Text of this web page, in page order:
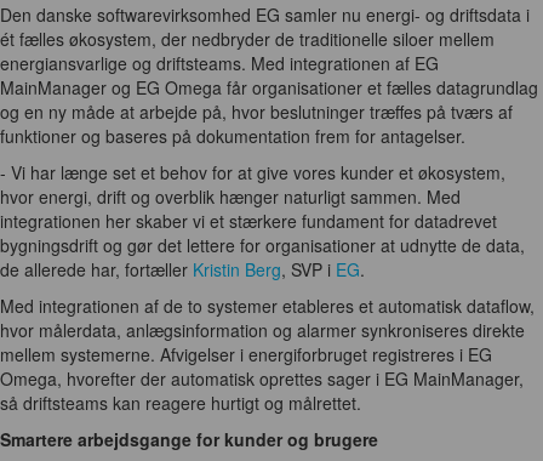
Den danske softwarevirksomhed EG samler nu energi- og driftsdata i
ét fælles økosystem, der nedbryder de traditionelle siloer mellem
energiansvarlige og driftsteams. Med integrationen af EG
MainManager og EG Omega får organisationer et fælles datagrundlag
og en ny måde at arbejde på, hvor beslutninger træffes på tværs af
funktioner og baseres på dokumentation frem for antagelser.
- Vi har længe set et behov for at give vores kunder et økosystem,
hvor energi, drift og overblik hænger naturligt sammen. Med
integrationen her skaber vi et stærkere fundament for datadrevet
bygningsdrift og gør det lettere for organisationer at udnytte de data,
de allerede har, fortæller Kristin Berg, SVP i EG.
Med integrationen af de to systemer etableres et automatisk dataflow,
hvor målerdata, anlægsinformation og alarmer synkroniseres direkte
mellem systemerne. Afvigelser i energiforbruget registreres i EG
Omega, hvorefter der automatisk oprettes sager i EG MainManager,
så driftsteams kan reagere hurtigt og målrettet.
Smartere arbejdsgange for kunder og brugere